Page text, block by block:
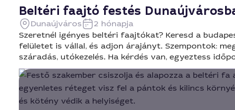
Beltéri faajtó festés
Dunaújváros
2 hónapja
Szeretnél igényes beltéri faajtókat? Keresd a
felületet is vállal, és adjon árajányt. Szempontok:
száradás, utókezelés. Ha kérdés van, egyeztess